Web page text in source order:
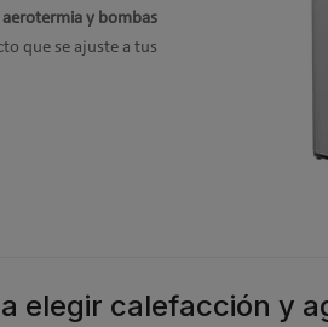
y bombas
que se ajuste a tus
elegir calefacción y